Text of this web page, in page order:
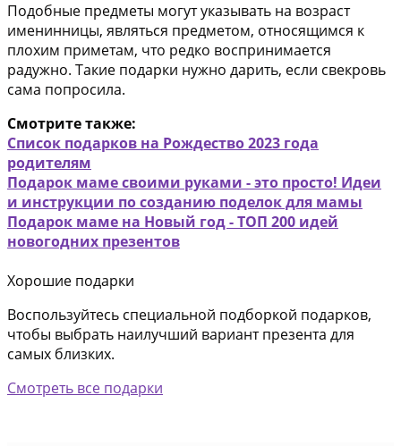
Подобные предметы могут указывать на возраст
именинницы, являться предметом, относящимся к
плохим приметам, что редко воспринимается
радужно. Такие подарки нужно дарить, если свекровь
сама попросила.
Смотрите также:
Список подарков на Рождество 2023 года
родителям
Подарок маме своими руками - это просто! Идеи
и инструкции по созданию поделок для мамы
Подарок маме на Новый год - ТОП 200 идей
новогодних презентов
Хорошие подарки
Воспользуйтесь специальной подборкой подарков,
чтобы выбрать наилучший вариант презента для
самых близких.
Смотреть все подарки